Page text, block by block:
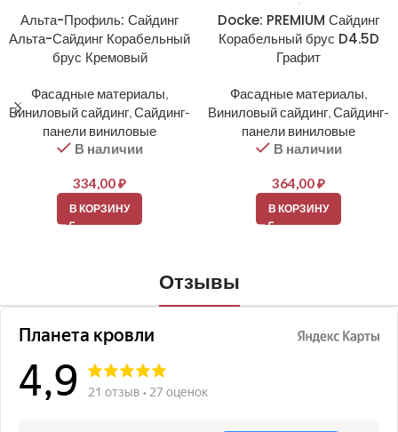
Альта-Профиль: Сайдинг
Альта-Сайдинг Корабельный
брус Кремовый
Фасадные материалы,
Виниловый сайдинг,Сайдинг-
панели виниловые
В наличии
334,00₽
В КОРЗИНУ
Docke: PREMIUM Сайдинг
Корабельный брус D4.5D
Графит
Фасадные материалы,
Виниловый сайдинг,Сайдинг-
панели виниловые
В наличии
364,00₽
В КОРЗИНУ
Отзывы